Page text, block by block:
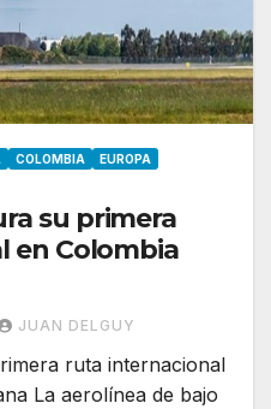
COLOMBIA
EUROPA
su primera
en Colombia
JUAN DELGUY
ruta internacional
La aerolínea de bajo